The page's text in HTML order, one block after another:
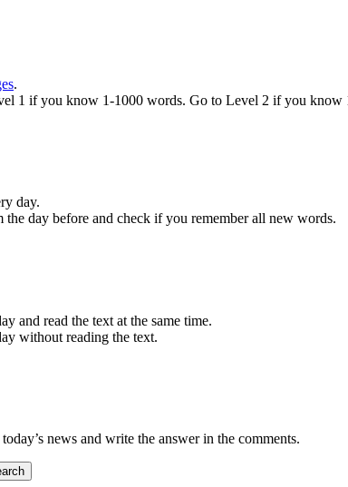
.
1 if you know 1-1000 words. Go to Level 2 if you
day.
the day before and check if you remember all new words.
and read the text at the same time.
without reading the text.
news and write the answer in the comments.